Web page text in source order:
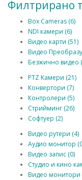
Филтрирано
Box Cameras (6)
NDI камери (6)
Видео карти (51)
Видео
Безжично видео
PTZ Камери (21)
Конвертори (7)
Контролери (5)
Стрийминг (26)
Софтуер (2)
Видео рутери (4)
Аудио монитор
Видео запис (0)
Студио и кино
Видео монитори